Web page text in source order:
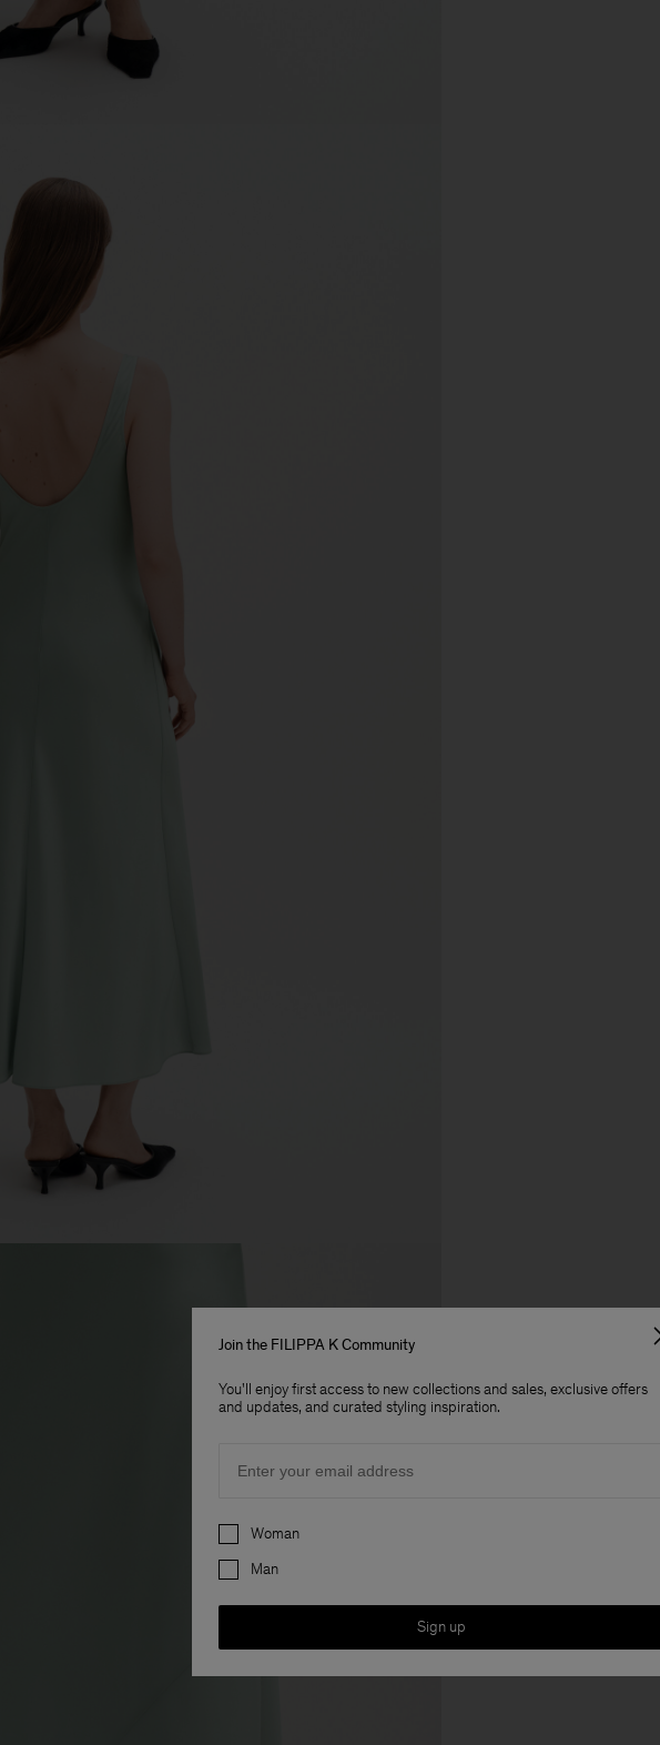
Join the FILIPPA K Community
You'll enjoy first access to new collections and sales, exclusive offers
and updates, and curated styling inspiration.
Preferences
Woman
Man
Sign up